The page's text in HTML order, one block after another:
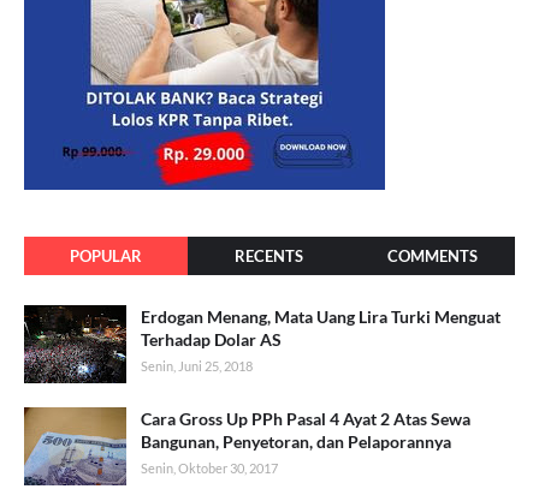
POPULAR RECENTS COMMENTS
Erdogan Menang, Mata Uang Lira Turki Menguat
Terhadap Dolar AS
Senin, Juni 25, 2018
Cara Gross Up PPh Pasal 4 Ayat 2 Atas Sewa
Bangunan, Penyetoran, dan Pelaporannya
Senin, Oktober 30, 2017